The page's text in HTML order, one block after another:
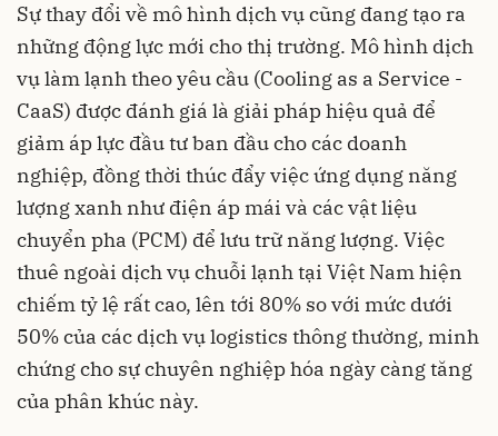
Sự thay đổi về mô hình dịch vụ cũng đang tạo ra
những động lực mới cho thị trường. Mô hình dịch
vụ làm lạnh theo yêu cầu (Cooling as a Service -
CaaS) được đánh giá là giải pháp hiệu quả để
giảm áp lực đầu tư ban đầu cho các doanh
nghiệp, đồng thời thúc đẩy việc ứng dụng năng
lượng xanh như điện áp mái và các vật liệu
chuyển pha (PCM) để lưu trữ năng lượng. Việc
thuê ngoài dịch vụ chuỗi lạnh tại Việt Nam hiện
chiếm tỷ lệ rất cao, lên tới 80% so với mức dưới
50% của các dịch vụ logistics thông thường, minh
chứng cho sự chuyên nghiệp hóa ngày càng tăng
của phân khúc này.